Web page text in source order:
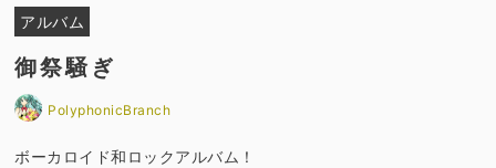
アルバム
御祭騒ぎ
PolyphonicBranch
ボーカロイド和ロックアルバム！